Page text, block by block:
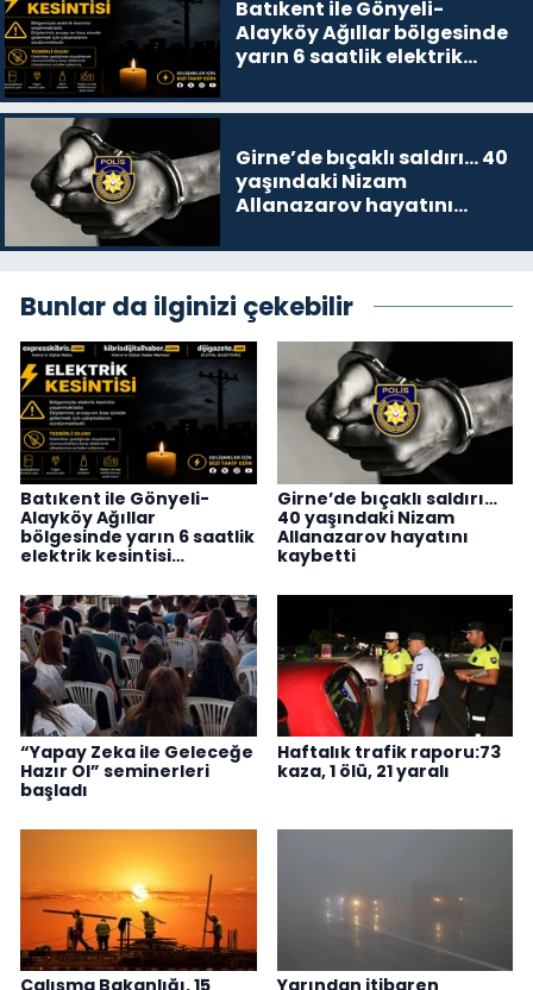
Batıkent ile Gönyeli-
Alayköy Ağıllar bölgesinde
yarın 6 saatlik elektrik
Girne’de bıçaklı saldırı… 40
yaşındaki Nizam
Allanazarov hayatını
Bunlar da ilginizi çekebilir
Batıkent ile Gönyeli-
Alayköy Ağıllar
bölgesinde yarın 6 saatlik
elektrik kesintisi…
Girne’de bıçaklı saldırı…
40 yaşındaki Nizam
Allanazarov hayatını
kaybetti
“Yapay Zeka ile Geleceğe
Hazır Ol” seminerleri
başladı
Haftalık trafik raporu:73
kaza, 1 ölü, 21 yaralı